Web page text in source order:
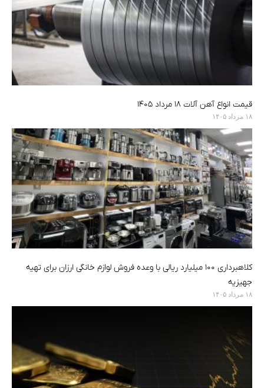
قیمت انواع آهن آلات ۱۸ مرداد ۱۴۰۵
۱۸ مرداد ۱۴۰۵
کلاهبرداری ۱۰۰ میلیارد ریالی با وعده فروش لوازم خانگی ارزان برای تهیه
جهیزیه
۱۸ مرداد ۱۴۰۵